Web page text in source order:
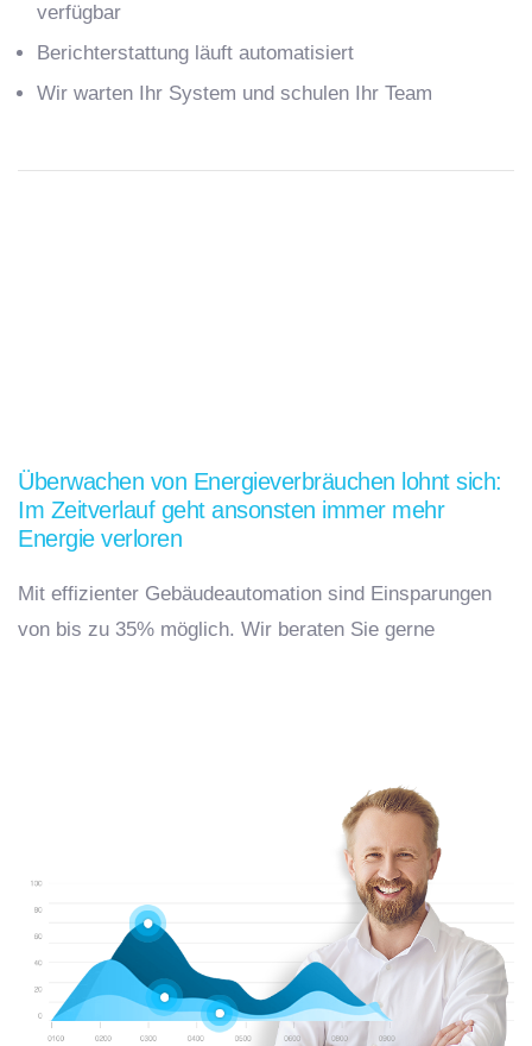
verfügbar
Berichterstattung läuft automatisiert
Wir warten Ihr System und schulen Ihr Team
Überwachen von Energieverbräuchen lohnt sich:
Im Zeitverlauf geht ansonsten immer mehr
Energie verloren
Mit effizienter Gebäudeautomation sind Einsparungen
von bis zu 35% möglich. Wir beraten Sie gerne